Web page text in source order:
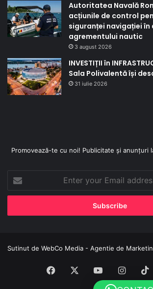
Autoritatea Navală
acțiunile de control
siguranței navigației în
agrementului nautic
3 august 2026
INVESTIȚII în
Sala Polivalentă își
31 iulie 2026
Promovează-te cu noi! Publicitate și anunțuri
Enter
your
Email
Sutinut de WebCo Media - Agentie de
Facebook YouTube